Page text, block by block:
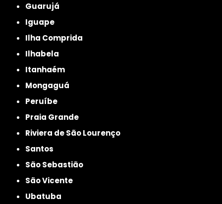
Guarujá
Iguape
Ilha Comprida
Ilhabela
Itanhaém
Mongaguá
Peruíbe
Praia Grande
Riviera de São Lourenço
Santos
São Sebastião
São Vicente
Ubatuba